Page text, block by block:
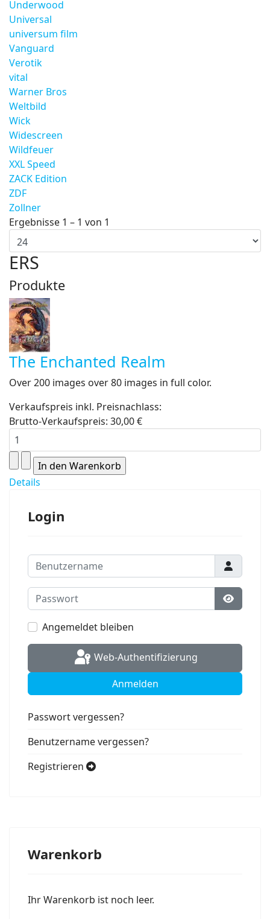
Underwood
Universal
universum film
Vanguard
Verotik
vital
Warner Bros
Weltbild
Wick
Widescreen
Wildfeuer
XXL Speed
ZACK Edition
ZDF
Zollner
Ergebnisse 1 – 1 von 1
ERS
Produkte
The Enchanted Realm
Over 200 images over 80 images in full color.
Verkaufspreis inkl. Preisnachlass:
Brutto-Verkaufspreis: 30,00 €
Details
Login
Benutzername
Passwort
Angemeldet bleiben
Web-Authentifizierung
Anmelden
Passwort vergessen?
Benutzername vergessen?
Registrieren
Warenkorb
Ihr Warenkorb ist noch leer.